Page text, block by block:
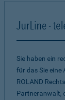
JurLine -
Sie haben ein
für das Sie eine
ROLAND
Partneranwalt,